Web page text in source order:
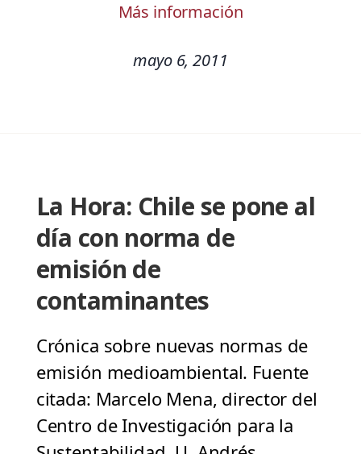
Más información
mayo 6, 2011
La Hora: Chile se pone al
día con norma de
emisión de
contaminantes
Crónica sobre nuevas normas de
emisión medioambiental. Fuente
citada: Marcelo Mena, director del
Centro de Investigación para la